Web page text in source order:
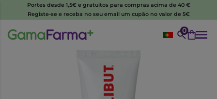
Portes desde 1,5€ e gratuitos para compras acima de 40 €
Registe-se e receba no seu email um cupão no valor de 5€
0